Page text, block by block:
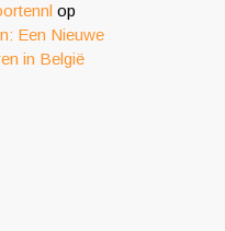
op
Een Nieuwe
in België